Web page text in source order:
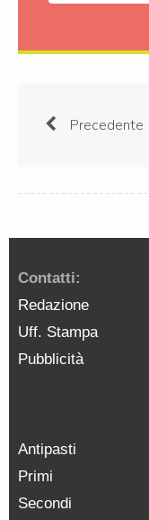
Precedente
Contatti:
Redazione
Uff. Stampa
Pubblicità
Antipasti
Primi
Secondi